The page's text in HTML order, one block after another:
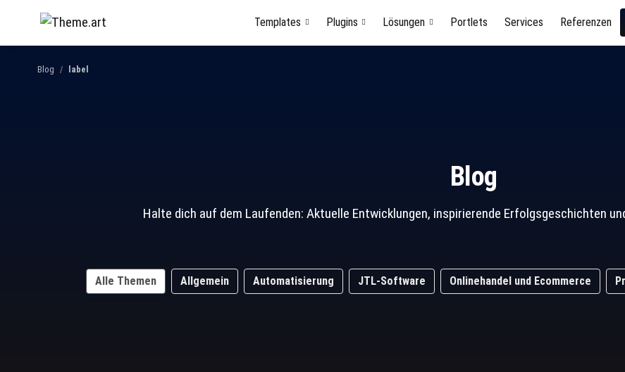
Templates Plugins Lösungen Portlets Services Referenzen
Blog label
Blog
Halte dich auf dem Laufenden: Aktuelle Entwicklungen, inspirierende Erfolgsgeschichten
Alle Themen Allgemein Automatisierung JTL-Software Onlinehandel und Ecommerce